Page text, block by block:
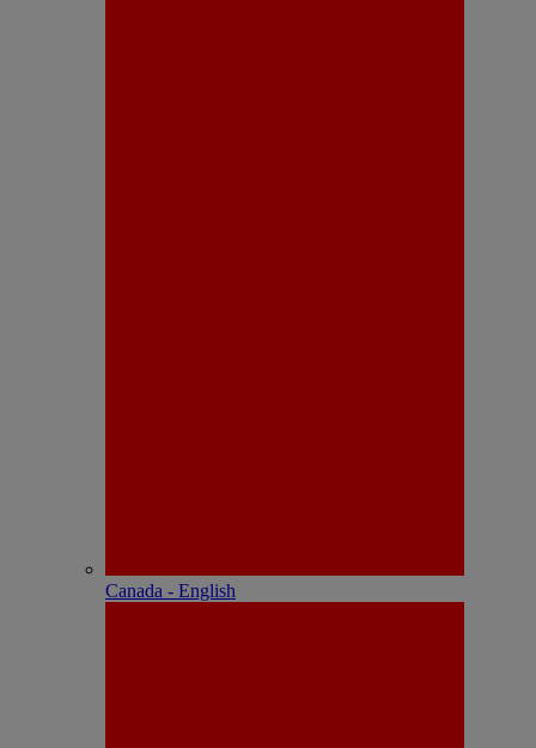
Canada - English